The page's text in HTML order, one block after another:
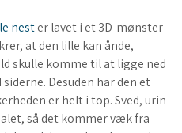
nester lavet i et 3D-mønster
at den lille kan ånde,
skulle komme til at ligge ned
Desuden har den et
er helt i top. Sved, urin
så det kommer væk fra